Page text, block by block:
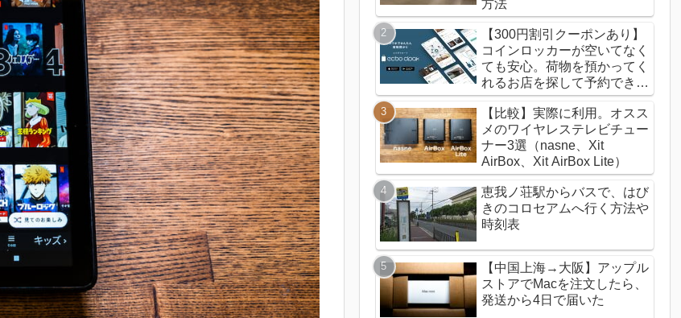
方法
【300円割引クーポンあり】
コインロッカーが空いてなく
ても安心。荷物を預かってく
れるお店を探して予約できる
ecbo cloak（エクボクロー
ク）の使い方
【比較】実際に利用。オスス
メのワイヤレステレビチュー
ナー3選（nasne、Xit
AirBox、Xit AirBox Lite）
恵我ノ荘駅からバスで、はび
きのコロセアムへ行く方法や
時刻表
【中国上海→大阪】アップル
ストアでMacを注文したら、
発送から4日で届いた